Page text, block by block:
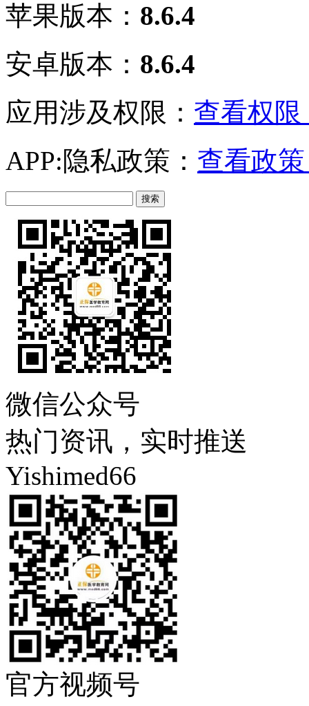
苹果版本： 8.6.4
安卓版本： 8.6.4
应用涉及权限： 查看权限
APP:隐私政策： 查看政
微信公众号
热门资讯，实时推送
Yishimed66
官方视频号